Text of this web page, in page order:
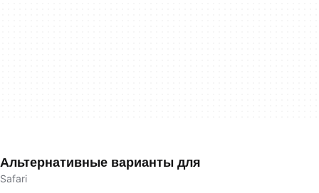
Альтернативные варианты для
Safari